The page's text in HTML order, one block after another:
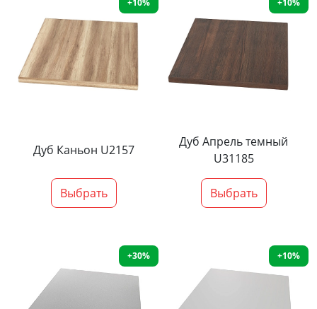
+10%
Дуб Каньон U2157
Выбрать
+10%
Дуб Апрель темный
U31185
Выбрать
+30% +10%